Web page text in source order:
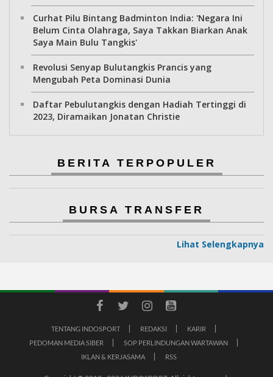
Curhat Pilu Bintang Badminton India: 'Negara Ini
Belum Cinta Olahraga, Saya Takkan Biarkan Anak
Saya Main Bulu Tangkis'
Revolusi Senyap Bulutangkis Prancis yang
Mengubah Peta Dominasi Dunia
Daftar Pebulutangkis dengan Hadiah Tertinggi di
2023, Diramaikan Jonatan Christie
BERITA TERPOPULER
BURSA TRANSFER
Lihat Selengkapnya
TENTANG INDOSPORT REDAKSI
KARIR
PEDOMAN MEDIA SIBER
SOP PERLINDUNGAN WARTAWAN
IKLAN & KERJASAMA
RSS